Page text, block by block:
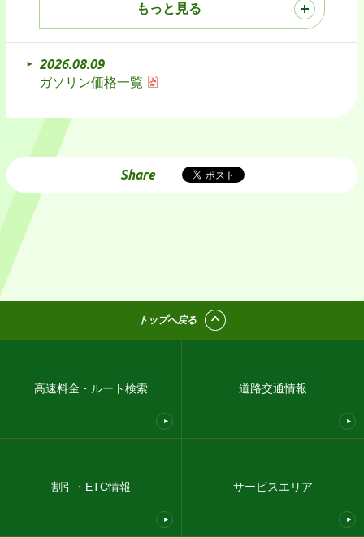
もっと見る
2026.08.09
ガソリン価格一覧
Share
トップへ戻る
高速料金・ルート検索 道路交通情報
割引・ETC情報 サービスエリア